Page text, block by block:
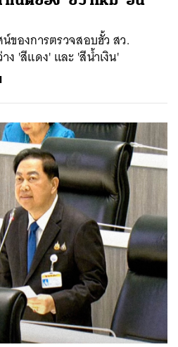
ของการตรวจสอบฮั้ว สว.
ง 'สีแดง' และ 'สีน้ำเงิน'